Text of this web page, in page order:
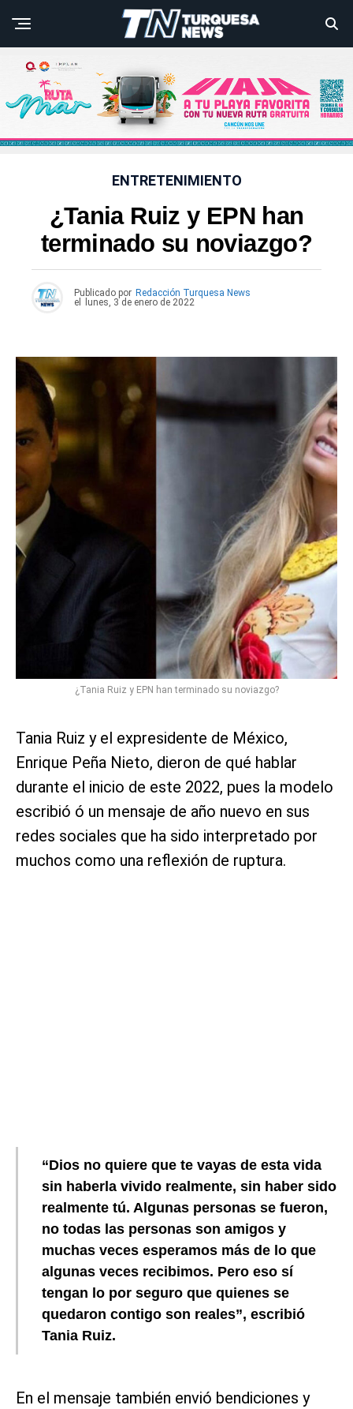
ENTRETENIMIENTO
¿Tania Ruiz y EPN han
terminado su noviazgo?
Publicado por Redacción Turquesa News
el
lunes, 3 de enero de 2022
¿Tania Ruiz y EPN han terminado su noviazgo?
Tania Ruiz y el expresidente de México,
Enrique Peña Nieto, dieron de qué hablar
durante el inicio de este 2022, pues la modelo
escribió ó un mensaje de año nuevo en sus
redes sociales que ha sido interpretado por
muchos como una reflexión de ruptura.
“Dios no quiere que te vayas de esta vida
sin haberla vivido realmente, sin haber sido
realmente tú. Algunas personas se fueron,
no todas las personas son amigos y
muchas veces esperamos más de lo que
algunas veces recibimos. Pero eso sí
tengan lo por seguro que quienes se
quedaron contigo son reales”, escribió
Tania Ruiz.
En el mensaje también envió bendiciones y